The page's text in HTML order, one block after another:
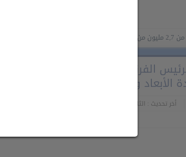
الفرنسي للمغرب تجسيد للعلاقات
والمجالات
أخر تحديث : الثلاثاء 29 أكتوبر 2024 - 9:33 مساءً